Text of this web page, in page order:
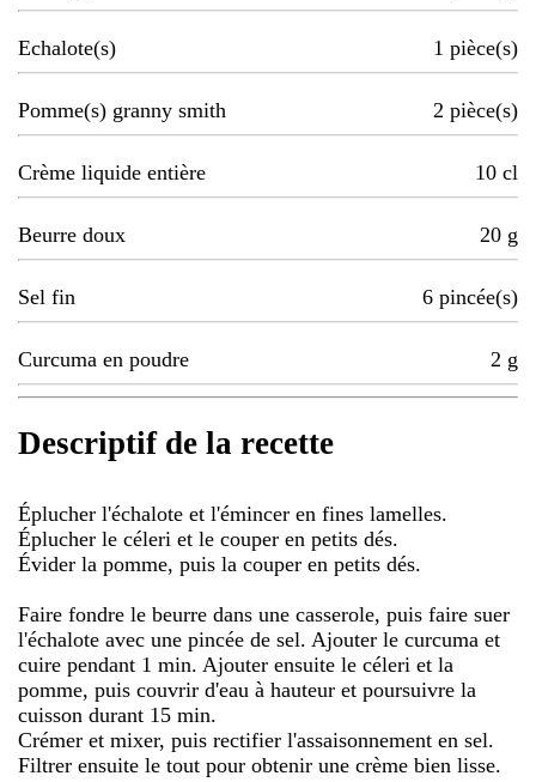
Echalote(s) 1 pièce(s)
Pomme(s) granny smith 2 pièce(s)
Crème liquide entière 10 cl
Beurre doux 20 g
Sel fin 6 pincée(s)
Curcuma en poudre 2 g
Descriptif de la recette
Éplucher l'échalote et l'émincer en fines lamelles.
Éplucher le céleri et le couper en petits dés.
Évider la pomme, puis la couper en petits dés.
Faire fondre le beurre dans une casserole, puis faire suer
l'échalote avec une pincée de sel. Ajouter le curcuma et
cuire pendant 1 min. Ajouter ensuite le céleri et la
pomme, puis couvrir d'eau à hauteur et poursuivre la
cuisson durant 15 min.
Crémer et mixer, puis rectifier l'assaisonnement en sel.
Filtrer ensuite le tout pour obtenir une crème bien lisse.